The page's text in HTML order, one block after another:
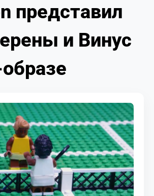
представил
и Винус